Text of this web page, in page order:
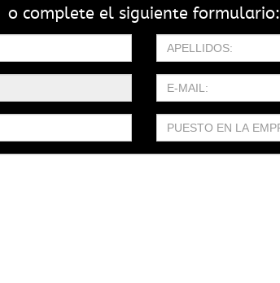
o complete el siguiente formulario: